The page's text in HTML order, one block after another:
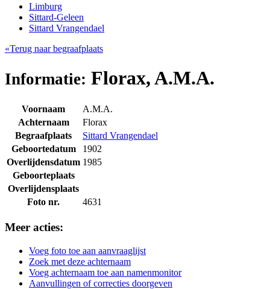
Limburg
Sittard-Geleen
Sittard Vrangendael
«Terug naar begraafplaats
Informatie: Florax, A.M.A.
Voornaam
A.M.A.
Achternaam
Florax
Begraafplaats
Sittard Vrangendael
Geboortedatum
1902
Overlijdensdatum 1985
Geboorteplaats
Overlijdensplaats
Foto nr.
4631
Meer acties:
Voeg foto toe aan aanvraaglijst
Zoek met deze achternaam
Voeg achternaam toe aan namenmonitor
Aanvullingen of correcties doorgeven